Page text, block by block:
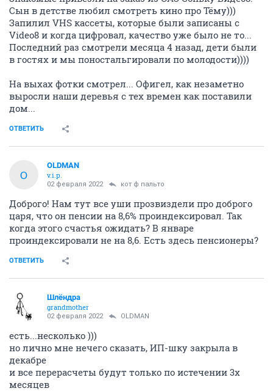
Сын в детстве любил смотреть кино про Тёму)))
Запилил VHS кассеты, которые были записаны с
Video8 и когда цифровал, качество уже было не то...
Последний раз смотрели месяца 4 назад, дети были
в гостях и мы поностальгировали по молодости))))
На выхах фотки смотрел... Офигел, как незаметно
выросли наши деревья с тех времен как поставили
дом...
ОТВЕТИТЬ
O
OLDMAN
v.i.p.
02 февраля 2022 кот ф пальто
Доброго! Нам тут все уши прозвиздели про доброго
царя, что он пенсии на 8,6% проиндексировал. Так
когда этого счастья ожидать? В январе
проиндексировали не на 8,6. Есть здесь пенсионеры?
ОТВЕТИТЬ
Шлёндра
grandmother
02 февраля 2022 OLDMAN
есть...несколько )))
но лично мне нечего сказать, ИП-шку закрыла в
декабре
и все перерасчеты будут только по истечении 3х
месяцев